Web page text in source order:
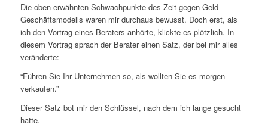
Die oben erwähnten Schwachpunkte des Zeit-gegen-Geld-
Geschäftsmodells waren mir durchaus bewusst. Doch erst, als
ich den Vortrag eines Beraters anhörte, klickte es plötzlich. In
diesem Vortrag sprach der Berater einen Satz, der bei mir alles
veränderte:
“Führen Sie Ihr Unternehmen so, als wollten Sie es morgen
verkaufen.”
Dieser Satz bot mir den Schlüssel, nach dem ich lange gesucht
hatte.